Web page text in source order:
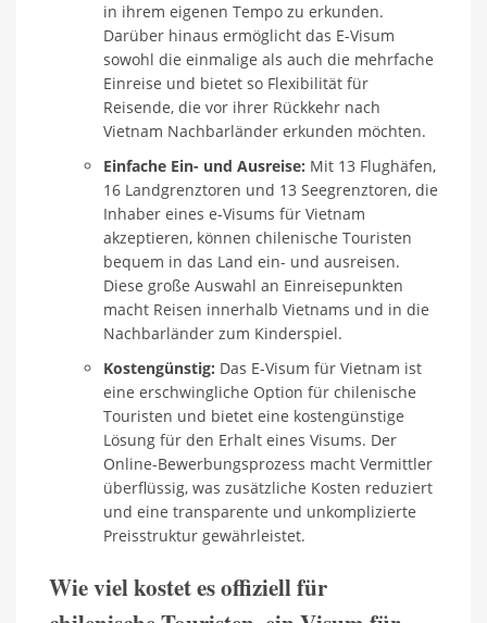
in ihrem eigenen Tempo zu erkunden.
Darüber hinaus ermöglicht das E-Visum
sowohl die einmalige als auch die mehrfache
Einreise und bietet so Flexibilität für
Reisende, die vor ihrer Rückkehr nach
Vietnam Nachbarländer erkunden möchten.
Einfache Ein- und Ausreise: Mit 13 Flughäfen,
16 Landgrenztoren und 13 Seegrenztoren, die
Inhaber eines e-Visums für Vietnam
akzeptieren, können chilenische Touristen
bequem in das Land ein- und ausreisen.
Diese große Auswahl an Einreisepunkten
macht Reisen innerhalb Vietnams und in die
Nachbarländer zum Kinderspiel.
Kostengünstig: Das E-Visum für Vietnam ist
eine erschwingliche Option für chilenische
Touristen und bietet eine kostengünstige
Lösung für den Erhalt eines Visums. Der
Online-Bewerbungsprozess macht Vermittler
überflüssig, was zusätzliche Kosten reduziert
und eine transparente und unkomplizierte
Preisstruktur gewährleistet.
Wie viel kostet es offiziell für